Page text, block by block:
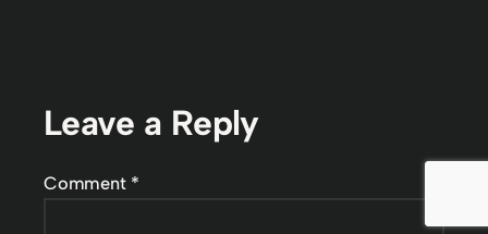
Leave a Reply
Comment *